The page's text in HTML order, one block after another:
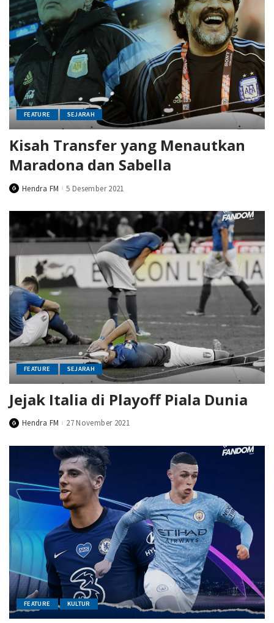
FEATURE SEJARAH
Kisah Transfer yang Menautkan
Maradona dan Sabella
PostedHendra FM 5 Desember 2021
FEATURE SEJARAH
Jejak Italia di Playoff Piala Dunia
PostedHendra FM 27 November 2021
FEATURE KULTUR